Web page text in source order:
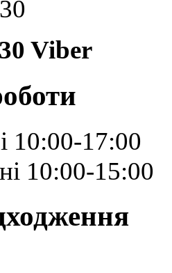
Viber
10:00-17:00
10:00-15:00